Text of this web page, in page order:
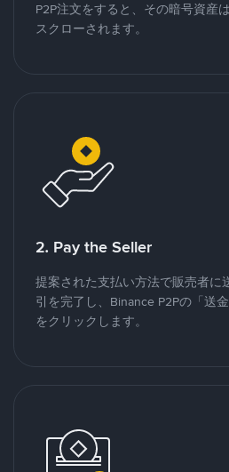
P2P注文をすると、その暗号資産
スクローされます。
2. Pay the Seller
提案された支払い方法で販売者に
引を完了し、Binance P2Pの「送
をクリックします。